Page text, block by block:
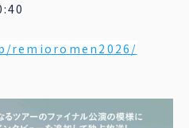
remioromen2026/